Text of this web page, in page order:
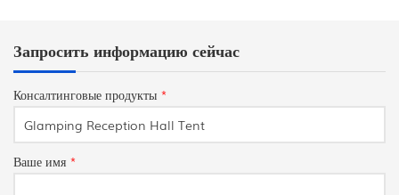
Запросить информацию сейчас
Консалтинговые продукты *
Ваше имя *